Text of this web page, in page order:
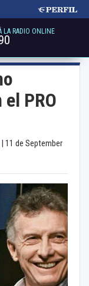
LA RADIO ONLINE
PRO
11 de September